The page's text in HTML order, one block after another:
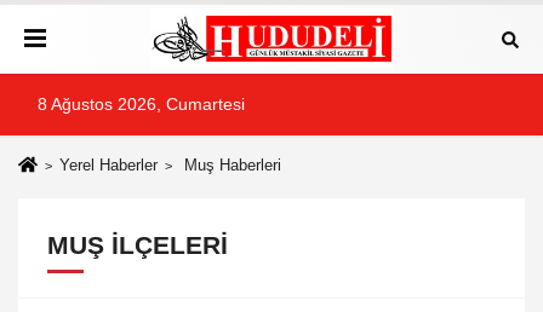
8 Ağustos 2026, Cumartesi
Yerel Haberler Muş Haberleri
MUŞ İLÇELERI